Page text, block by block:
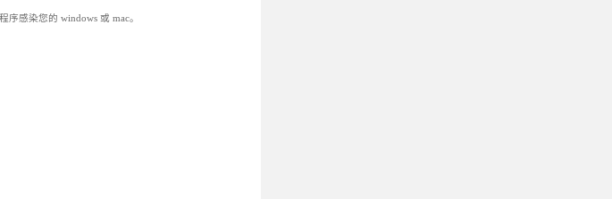
感染您的 windows 或 mac。